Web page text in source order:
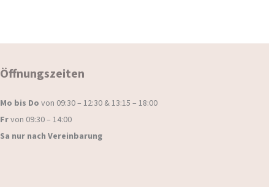
Öffnungszeiten
Mo bis Do von 09:30 – 12:30 & 13:15 – 18:00
Frvon 09:30 – 14:00
Sa nur nach Vereinbarung